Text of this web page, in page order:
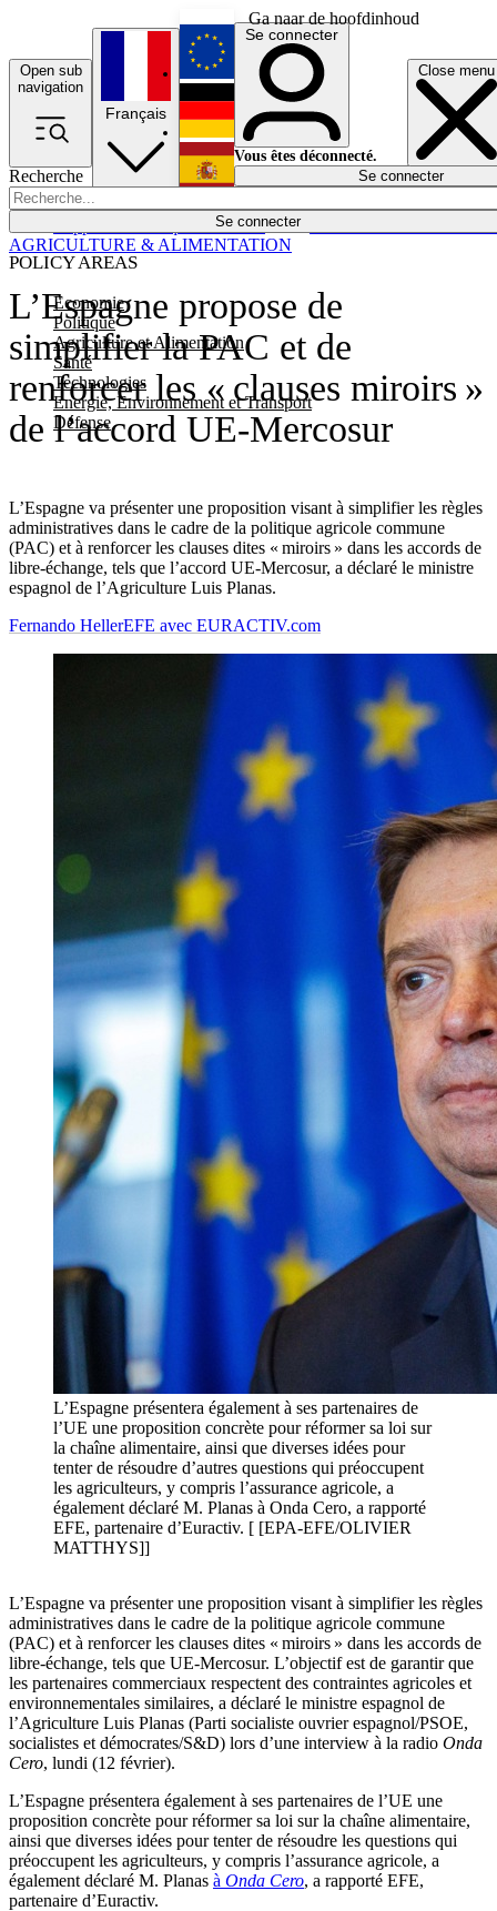
Ga naar de hoofdinhoud
Open sub
navigation
Close menu
Recherche
Se connecter
POLICY AREAS
Economie
Politique
Agriculture et Alimentation
Santé
Technologies
Energie, Environnement et Transport
Défense
Économie
Français
English
Deutsch
Español
Se connecter
Vous êtes déconnecté.
Se connecter
L’Espagne propose de
simplifier la PAC et de
renforcer les « clauses miroirs »
de l’accord UE-Mercosur
L’Espagne va présenter une proposition visant à simplifier les règles
administratives dans le cadre de la politique agricole commune
(PAC) et à renforcer les clauses dites « miroirs » dans les accords de
libre-échange, tels que l’accord UE-Mercosur, a déclaré le ministre
espagnol de l’Agriculture Luis Planas.
AGRICULTURE & ALIMENTATION
Fernando HellerEFE avec EURACTIV.com
L’Espagne présentera également à ses partenaires de
l’UE une proposition concrète pour réformer sa loi sur
la chaîne alimentaire, ainsi que diverses idées pour
tenter de résoudre d’autres questions qui préoccupent
les agriculteurs, y compris l’assurance agricole, a
également déclaré M. Planas à Onda Cero, a rapporté
EFE, partenaire d’Euractiv. [ [EPA-EFE/OLIVIER
MATTHYS]]
L’Espagne va présenter une proposition visant à simplifier les règles
administratives dans le cadre de la politique agricole commune
(PAC) et à renforcer les clauses dites « miroirs » dans les accords de
libre-échange, tels que UE-Mercosur. L’objectif est de garantir que
les partenaires commerciaux respectent des contraintes agricoles et
environnementales similaires, a déclaré le ministre espagnol de
l’Agriculture Luis Planas (Parti socialiste ouvrier espagnol/PSOE,
socialistes et démocrates/S&D) lors d’une interview à la radio Onda
Cero, lundi (12 février).
L’Espagne présentera également à ses partenaires de l’UE une
proposition concrète pour réformer sa loi sur la chaîne alimentaire,
ainsi que diverses idées pour tenter de résoudre les questions qui
préoccupent les agriculteurs, y compris l’assurance agricole, a
également déclaré M. Planas à Onda Cero, a rapporté EFE,
partenaire d’Euractiv.